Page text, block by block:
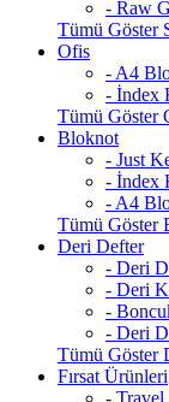
- Raw
Tümü Göster
Ofis
- A4
- İndex
Tümü Göster
Bloknot
- Just
- İndex
- A4
Tümü Göster
Deri Defter
- Deri
- Deri
-
- Deri
Tümü Göster
Fırsat Ürünleri
-